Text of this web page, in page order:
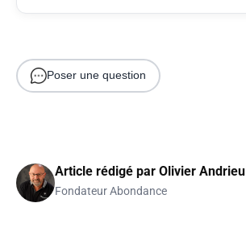
Poser une question
Article rédigé par Olivier Andrieu
Fondateur Abondance